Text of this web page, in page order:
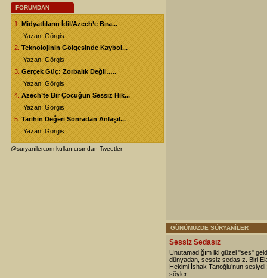
FORUMDAN
1.
Midyatlıların İdil/Azech’e Bıra...
Yazan: Görgis
2. Teknolojinin Gölgesinde Kaybol...
Yazan: Görgis
3. Gerçek Güç: Zorbalık Değil…..
Yazan: Görgis
4. Azech’te Bir Çocuğun Sessiz Hik...
Yazan: Görgis
5. Tarihin Değeri Sonradan Anlaşıl...
Yazan: Görgis
@suryanilercom kullanıcısından Tweetler
GÜNÜMÜZDE SÜRYANİLER
Sessiz Sedasız
Unutamadığım iki güzel "ses"
dünyadan, sessiz sedasız. Biri
Hekimi İshak Tanoğlu’nun
söyler...